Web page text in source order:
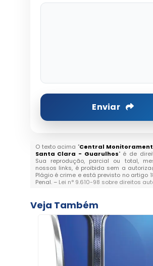
Enviar
O texto acima "Central
Santa Clara - Guarulhos" é de
Sua reprodução, parcial ou total,
nossos links, é proibida sem a
Plágio é crime e está previsto no artigo
Penal. – Lei n° 9.610-98 sobre direitos
Veja Também